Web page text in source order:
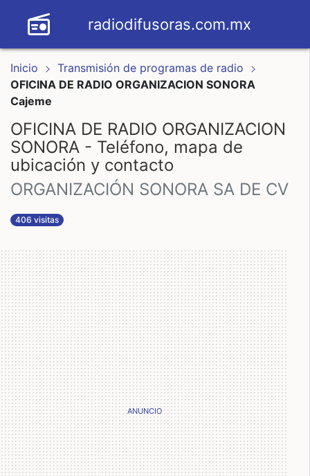
radiodifusoras.com.mx
Inicio
Transmisión de programas de radio
OFICINA DE RADIO ORGANIZACION SONORA
Cajeme
OFICINA DE RADIO ORGANIZACION
SONORA - Teléfono, mapa de
ubicación y contacto
ORGANIZACIÓN SONORA SA DE CV
406 visitas